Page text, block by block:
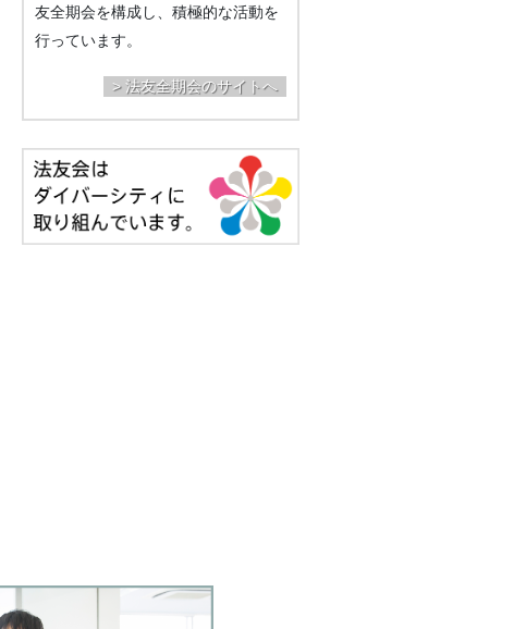
友全期会を構成し、積極的な活動を
行っています。
> 法友全期会のサイトへ